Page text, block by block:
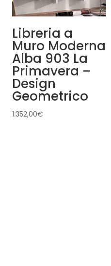
Libreria a
Muro Moderna
Alba 903 La
Primavera –
Design
Geometrico
1.352,00€